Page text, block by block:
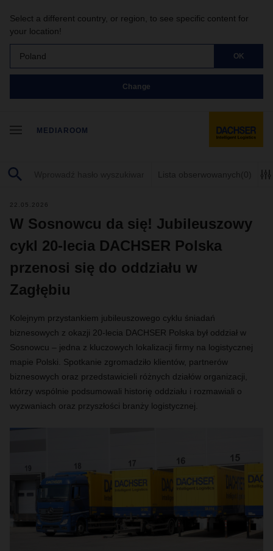
Select a different country, or region, to see specific content for
your location!
Poland OK
Change
MEDIAROOM
Lista obserwowanych (0)
22.05.2026
W Sosnowcu da się! Jubileuszowy
cykl 20-lecia DACHSER Polska
przenosi się do oddziału w
Zagłębiu
Kolejnym przystankiem jubileuszowego cyklu śniadań
biznesowych z okazji 20-lecia DACHSER Polska był oddział w
Sosnowcu – jedna z kluczowych lokalizacji firmy na logistycznej
mapie Polski. Spotkanie zgromadziło klientów, partnerów
biznesowych oraz przedstawicieli różnych działów organizacji,
którzy wspólnie podsumowali historię oddziału i rozmawiali o
wyzwaniach oraz przyszłości branży logistycznej.